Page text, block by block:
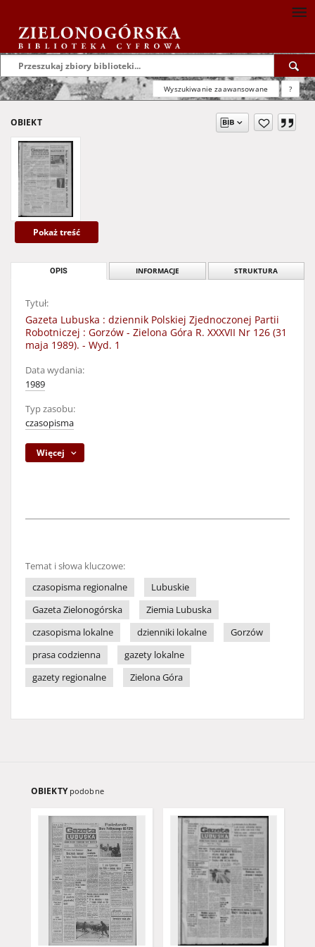
Wyszukiwanie zaawansowane ?
OBIEKT
Pokaż treść
OPIS INFORMACJE STRUKTURA
Tytuł:
Gazeta Lubuska : dziennik Polskiej Zjednoczonej Partii
Robotniczej : Gorzów - Zielona Góra R. XXXVII Nr 126 (31
maja 1989). - Wyd. 1
Data wydania:
1989
Typ zasobu:
czasopisma
Więcej
Temat i słowa kluczowe:
czasopisma regionalne
Lubuskie
Gazeta Zielonogórska
Ziemia Lubuska
czasopisma lokalne
dzienniki lokalne
Gorzów
prasa codzienna
gazety lokalne
gazety regionalne
Zielona Góra
OBIEKTY podobne